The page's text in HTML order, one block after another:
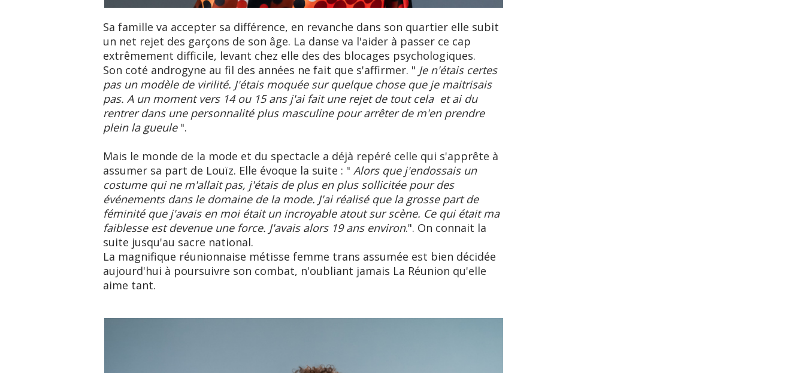
Sa famille va accepter sa différence, en revanche dans son quartier elle subit
un net rejet des garçons de son âge. La danse va l'aider à passer ce cap
extrêmement difficile, levant chez elle des des blocages psychologiques.
Son coté androgyne au fil des années ne fait que s'affirmer. " Je n'étais certes
pas un modèle de virilité. J'étais moquée sur quelque chose que je maitrisais
pas. A un moment vers 14 ou 15 ans j'ai fait une rejet de tout cela et ai du
rentrer dans une personnalité plus masculine pour arrêter de m'en prendre
plein la gueule ".
Mais le monde de la mode et du spectacle a déjà repéré celle qui s'apprête à
assumer sa part de Louïz. Elle évoque la suite : " Alors que j'endossais un
costume qui ne m'allait pas, j'étais de plus en plus sollicitée pour des
événements dans le domaine de la mode. J'ai réalisé que la grosse part de
féminité que j'avais en moi était un incroyable atout sur scène. Ce qui était ma
faiblesse est devenue une force. J'avais alors 19 ans environ.". On connait la
suite jusqu'au sacre national.
La magnifique réunionnaise métisse femme trans assumée est bien décidée
aujourd'hui à poursuivre son combat, n'oubliant jamais La Réunion qu'elle
aime tant.